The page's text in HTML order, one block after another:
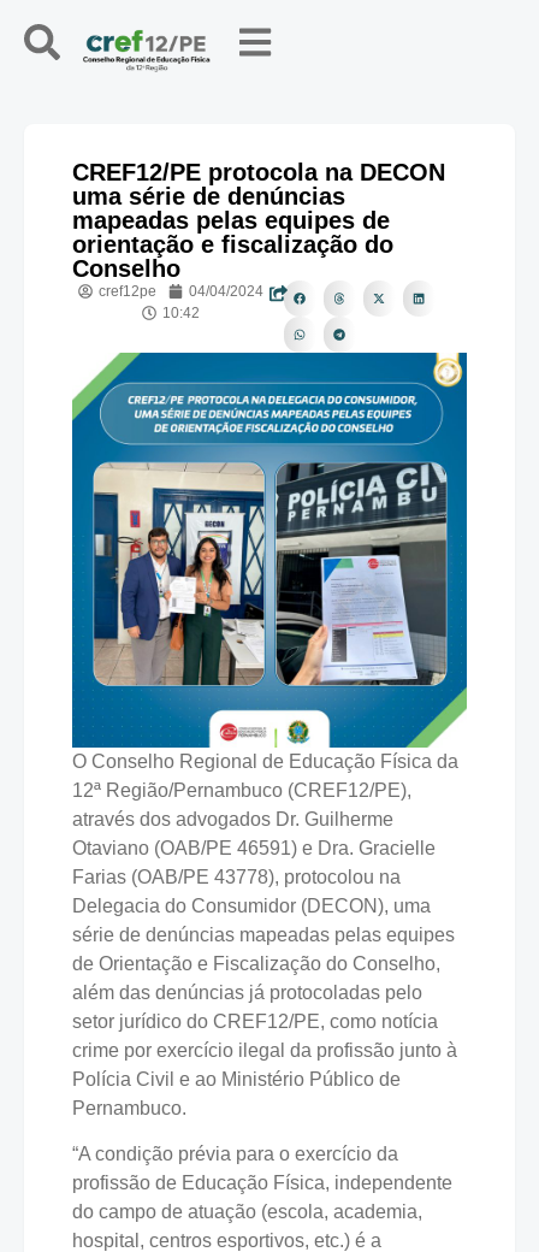
CREF12/PE protocola na DECON
uma série de denúncias
mapeadas pelas equipes de
orientação e fiscalização do
Conselho
cref12pe
04/04/2024
10:42
O Conselho Regional de Educação Física da
12ª Região/Pernambuco (CREF12/PE),
através dos advogados Dr. Guilherme
Otaviano (OAB/PE 46591) e Dra. Gracielle
Farias (OAB/PE 43778), protocolou na
Delegacia do Consumidor (DECON), uma
série de denúncias mapeadas pelas equipes
de Orientação e Fiscalização do Conselho,
além das denúncias já protocoladas pelo
setor jurídico do CREF12/PE, como notícia
crime por exercício ilegal da profissão junto à
Polícia Civil e ao Ministério Público de
Pernambuco.
“A condição prévia para o exercício da
profissão de Educação Física, independente
do campo de atuação (escola, academia,
hospital, centros esportivos, etc.) é a